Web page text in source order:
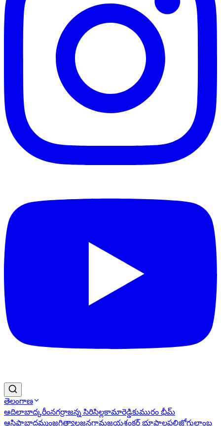
తెలంగాణ
ఆదిలాబాద్కరీంనగర్రాజన్న సిరిసిల్లకామారెడ్డికుమురం భీమ్
ఆసిఫాబాద్ఖమ్మంజగిత్యాలజనగామజయశంకర్ భూపాలపల్లిజోగులాంబ